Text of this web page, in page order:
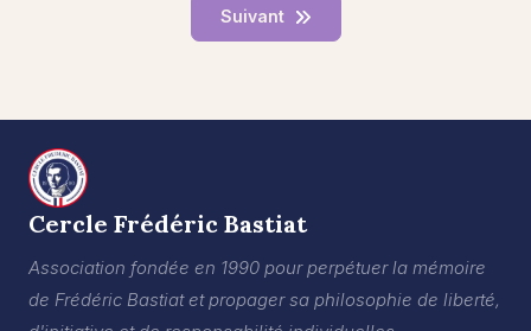
Suivant
Cercle Frédéric Bastiat
Association fondée en 1990 pour perpétuer la mémoire
de Frédéric Bastiat et propager sa philosophie de liberté,